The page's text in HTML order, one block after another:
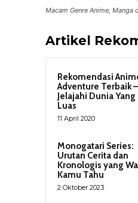
Macam Genre Anime, Manga
Artikel
Rekomendasi
Adventure Terbaik –
Jelajahi Dunia Yang
Luas
11 April 2020
Monogatari Series:
Urutan Cerita dan
Kronologis yang
Kamu Tahu
2 Oktober 2023